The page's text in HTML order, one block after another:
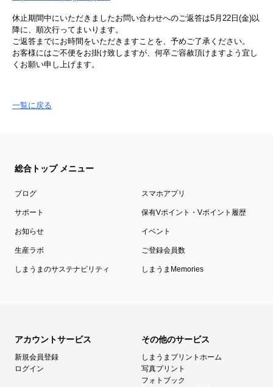
休止期間中にいただきましたお問い合わせへのご返答は5月22日(金)以
降に、順次行ってまいります。
ご返答までにお時間をいただきますことを、予めご了承ください。
お客様にはご不便をお掛け致しますが、何卒ご容赦頂けますよう宜し
くお願い申し上げます。
一覧に戻る
総合トップ メニュー
ブログ スマホアプリ
サポート 保有Vポイント・Vポイント履歴
お知らせ イベント
生産ラボ ご登録会員数
しまうまのサステナビリティ しまうまMemories
アカウントサービス
新規会員登録
ログイン
その他のサービス
しまうまプリントホーム
写真プリント
フォトブック